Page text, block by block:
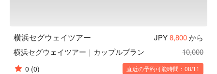
横浜セグウェイツアー JPY8,800から
横浜セグウェイツアー｜カップルプラン
10,000
0 (0) 直近の予約可能時間：08/11